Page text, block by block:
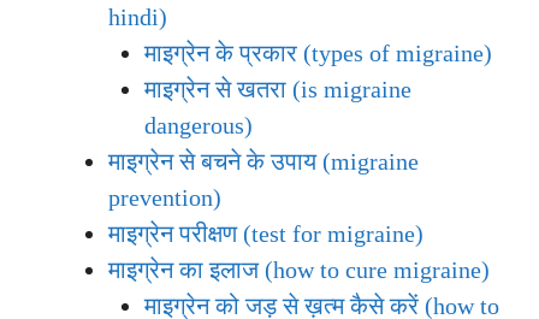
hindi)
माइग्रेन के प्रकार (types of migraine)
माइग्रेन से खतरा (is migraine
dangerous)
माइग्रेन से बचने के उपाय (migraine
prevention)
माइग्रेन परीक्षण (test for migraine)
माइग्रेन का इलाज (how to cure migraine)
माइग्रेन को जड़ से ख़त्म कैसे करें (how to